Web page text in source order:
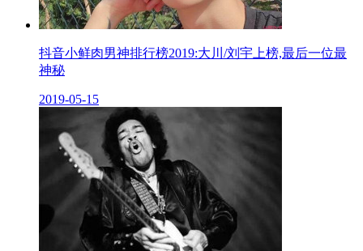
抖音小鲜肉男神排行榜2019:大川/刘宇上榜,最后一位最
神秘
2019-05-15